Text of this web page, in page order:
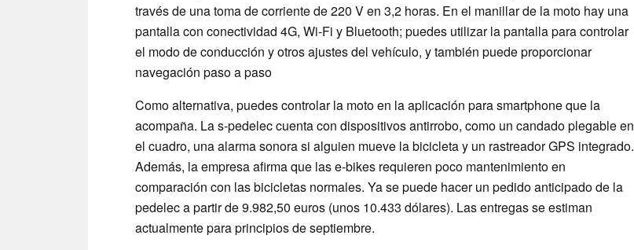
través de una toma de corriente de 220 V en 3,2 horas. En el manillar de la moto hay una
pantalla con conectividad 4G, Wi-Fi y Bluetooth; puedes utilizar la pantalla para controlar
el modo de conducción y otros ajustes del vehículo, y también puede proporcionar
navegación paso a paso
Como alternativa, puedes controlar la moto en la aplicación para smartphone que la
acompaña. La s-pedelec cuenta con dispositivos antirrobo, como un candado plegable en
el cuadro, una alarma sonora si alguien mueve la bicicleta y un rastreador GPS integrado.
Además, la empresa afirma que las e-bikes requieren poco mantenimiento en
comparación con las bicicletas normales. Ya se puede hacer un pedido anticipado de la
pedelec a partir de 9.982,50 euros (unos 10.433 dólares). Las entregas se estiman
actualmente para principios de septiembre.